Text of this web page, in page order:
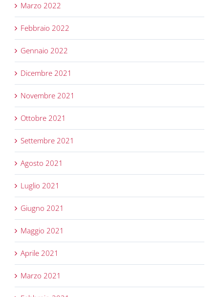
Marzo 2022
Febbraio 2022
Gennaio 2022
Dicembre 2021
Novembre 2021
Ottobre 2021
Settembre 2021
Agosto 2021
Luglio 2021
Giugno 2021
Maggio 2021
Aprile 2021
Marzo 2021